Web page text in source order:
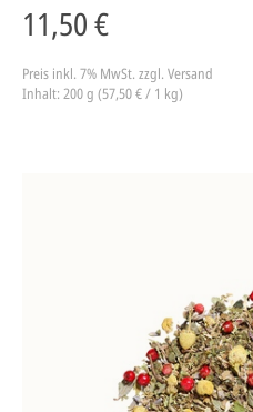
11,50 €
Preis inkl. 7% MwSt. zzgl. Versand
Inhalt: 200 g (57,50 € / 1 kg)